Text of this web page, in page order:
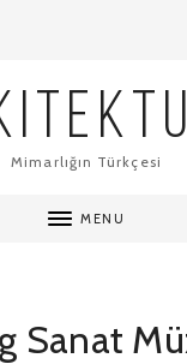
Mimarlığın Türkçesi
MENU
Sanat